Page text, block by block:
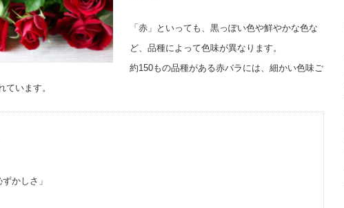
「赤」といっても、黒っぽい色や鮮やかな色な
ど、品種によって色味が異なります。
約150もの品種がある赤バラには、細かい色味ご
ています。
かしさ」